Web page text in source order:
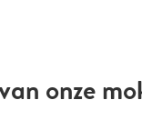
onze